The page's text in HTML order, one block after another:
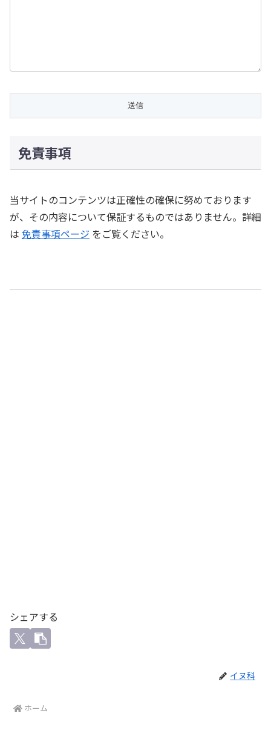
免責事項
当サイトのコンテンツは正確性の確保に努めております
が、その内容について保証するものではありません。詳細
は 免責事項ページ をご覧ください。
シェアする
イヌ科
ホーム